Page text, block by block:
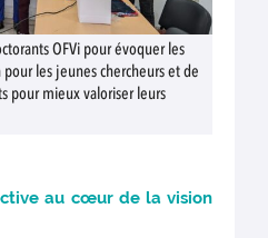
OFVi pour évoquer les
les jeunes chercheurs et de
pour mieux valoriser leurs
au cœur de la vision